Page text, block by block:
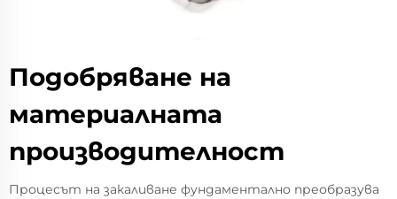
Подобряване на
материалната
производителност
Процесът на закаливане фундаментално преобразува